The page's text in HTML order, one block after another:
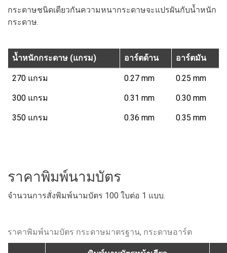
กระดาษชนิดเดียวกันความหนากระดาษจะแปรผันกับน้ำหนัก
กระดาษ.
น้ำหนักกระดาษ (แกรม) อาร์ตด้าน อาร์ตมัน
270 แกรม 0.27 mm 0.25 mm
300 แกรม 0.31 mm 0.30 mm
350 แกรม 0.36 mm 0.35 mm
ราคาพิมพ์นามบัตร
จำนวนการสั่งพิมพ์นามบัตร 100 ใบต่อ 1 แบบ.
ราคาพิมพ์นามบัตร กระดาษมาตรฐาน, กระดาษอาร์ต